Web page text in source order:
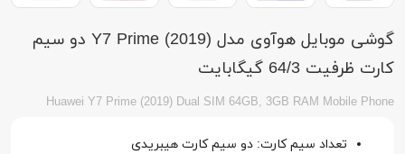
گوشی موبایل هوآوی مدل (2019) Y7 Prime دو سیم
کارت ظرفیت 64/3 گیگابایت
Huawei Y7 Prime (2019) Dual SIM 64GB, 3GB RAM Mobile Phone
تعداد سیم کارت: دو سیم کارت هیبریدی